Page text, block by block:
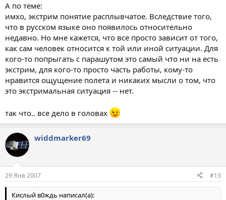
А по теме:
имхо, экстрим понятие расплывчатое. Вследствие того,
что в русском языке оно появилось относительно
недавно. Но мне кажется, что все просто зависит от того,
как сам человек относится к той или иной ситуации. Для
кого-то попрыгать с парашутом это самый что ни на есть
экстрим, для кого-то просто часть работы, кому-то
нравится ощущение полета и никаких мысли о том, что
это экстримальная ситуация -- нет.
так что.. все дело в головах
widdmarker69
29 Янв 2007 #13
Кислый в0ждь написал(а):